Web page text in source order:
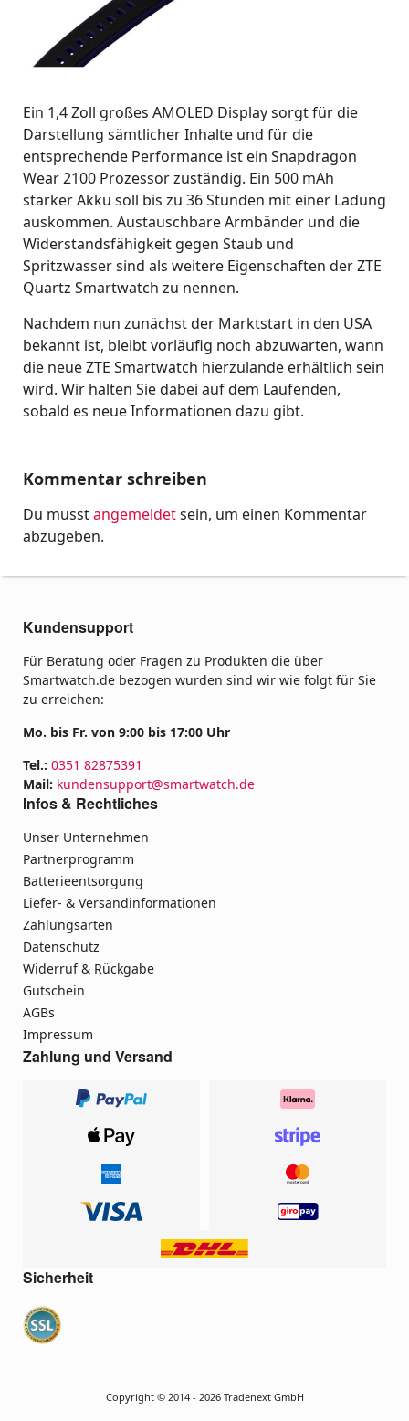
Ein 1,4 Zoll großes AMOLED Display sorgt für die
Darstellung sämtlicher Inhalte und für die
entsprechende Performance ist ein Snapdragon
Wear 2100 Prozessor zuständig. Ein 500 mAh
starker Akku soll bis zu 36 Stunden mit einer Ladung
auskommen. Austauschbare Armbänder und die
Widerstandsfähigkeit gegen Staub und
Spritzwasser sind als weitere Eigenschaften der ZTE
Quartz Smartwatch zu nennen.
Nachdem nun zunächst der Marktstart in den USA
bekannt ist, bleibt vorläufig noch abzuwarten, wann
die neue ZTE Smartwatch hierzulande erhältlich sein
wird. Wir halten Sie dabei auf dem Laufenden,
sobald es neue Informationen dazu gibt.
Kommentar schreiben
Du musstangemeldetsein, um einen Kommentar
abzugeben.
Kundensupport
Für Beratung oder Fragen zu Produkten die über
Smartwatch.de bezogen wurden sind wir wie folgt für Sie
zu erreichen:
Mo. bis Fr. von 9:00 bis 17:00 Uhr
Tel.: 0351 82875391
Mail: kundensupport@smartwatch.de
Infos & Rechtliches
Unser Unternehmen
Partnerprogramm
Batterieentsorgung
Liefer- & Versandinformationen
Zahlungsarten
Datenschutz
Widerruf & Rückgabe
Gutschein
AGBs
Impressum
Zahlung und Versand
Sicherheit
Copyright © 2014 - 2026 Tradenext GmbH